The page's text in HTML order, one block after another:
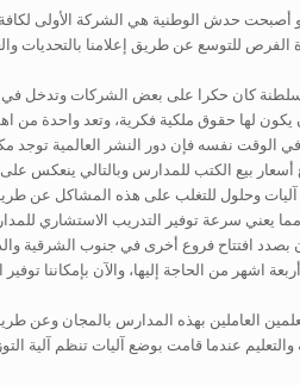
حدش الوطنية هي الشركة الأولى
الفرص للتوسع عن طريق إعلامنا بالتحديات
كان حكرا على بعض الشركات وتدخل في
لها حقوق ملكية فكرية، وتعد واحدة من
الوقت نفسه فإن دور النشر العالمية توجد
أثر على المدارس، كما اكتشفنا ارتفاع أسعار بيع الكتب للمدارس
وحلول للتغلب على هذه المشاكل عن
بصدد افتتاح فروع أخرى في جنوب الشرقية
من الحاجة إليها، والآن بإمكاننا
العاملين بهذه المدارس بالمجان وعن
عندما قامت بوضع آليات تنظم آلية